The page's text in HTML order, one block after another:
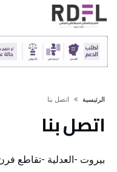
‫الرئيسية‬ اتصل بنا
اتصل بنا
بيروت -العدلية -تقاطع